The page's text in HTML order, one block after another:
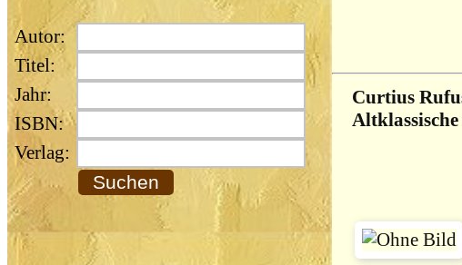
Autor:
Titel:
Jahr:
ISBN:
Verlag:
Curtius